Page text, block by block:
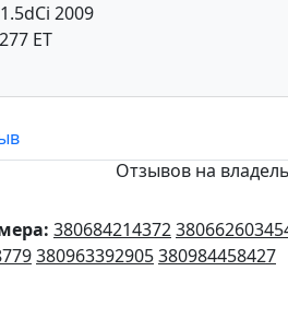
2009
ET
Отзывов на
380684214372
380963392905380984458427